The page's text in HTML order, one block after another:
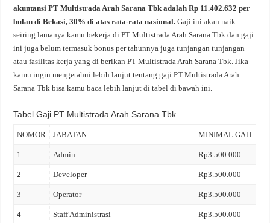
akuntansi PT Multistrada Arah Sarana Tbk adalah Rp 11.402.632 per
bulan di Bekasi, 30% di atas rata-rata nasional.Gaji ini akan naik
seiring lamanya kamu bekerja di PT Multistrada Arah Sarana Tbk dan gaji
ini juga belum termasuk bonus per tahunnya juga tunjangan tunjangan
atau fasilitas kerja yang di berikan PT Multistrada Arah Sarana Tbk. Jika
kamu ingin mengetahui lebih lanjut tentang gaji PT Multistrada Arah
Sarana Tbk bisa kamu baca lebih lanjut di tabel di bawah ini.
Tabel Gaji PT Multistrada Arah Sarana Tbk
NOMOR JABATAN MINIMAL GAJI
1 Admin Rp3.500.000
2 Developer Rp3.500.000
3 Operator Rp3.500.000
4 Staff Administrasi Rp3.500.000